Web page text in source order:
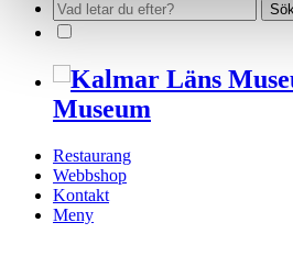
Toggle
Scheme
Museum
Restaurang
Webbshop
Kontakt
Meny